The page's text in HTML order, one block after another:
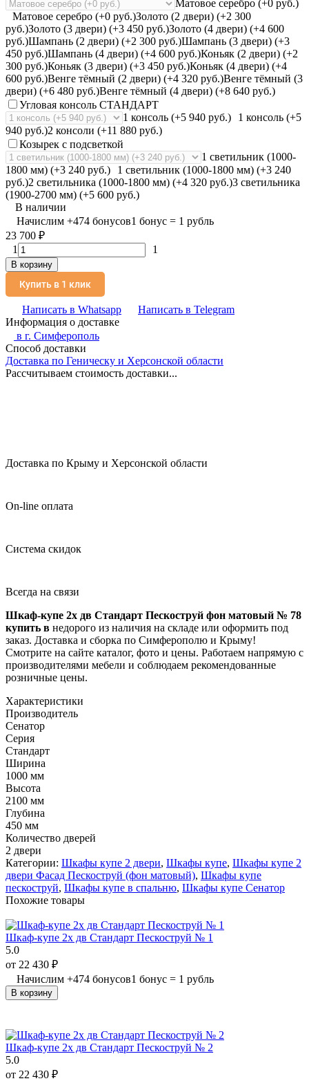
Матовое серебро (+0 руб.)
Матовое серебро (+0 руб.)Золото (2 двери) (+2 300
руб.)Золото (3 двери) (+3 450 руб.)Золото (4 двери) (+4 600
руб.)Шампань (2 двери) (+2 300 руб.)Шампань (3 двери) (+3
450 руб.)Шампань (4 двери) (+4 600 руб.)Коньяк (2 двери) (+2
300 руб.)Коньяк (3 двери) (+3 450 руб.)Коньяк (4 двери) (+4
600 руб.)Венге тёмный (2 двери) (+4 320 руб.)Венге тёмный (3
двери) (+6 480 руб.)Венге тёмный (4 двери) (+8 640 руб.)
Угловая консоль СТАНДАРТ
1 консоль (+5 940 руб.)
1 консоль (+5
940 руб.)2 консоли (+11 880 руб.)
Козырек с подсветкой
1 светильник (1000-
1800 мм) (+3 240 руб.)
1 светильник (1000-1800 мм) (+3 240
руб.)2 светильника (1000-1800 мм) (+4 320 руб.)3 светильника
(1900-2700 мм) (+5 600 руб.)
В наличии
Начислим +474 бонусов1 бонус = 1 рубль
23 700 ₽
1
1
В корзину
Купить в 1 клик
Написать в Whatsapp
Написать в Telegram
Информация о доставке
в г. Симферополь
Способ доставки
Доставка по Геническу и Херсонской области
Рассчитываем стоимость доставки...
Доставка по Крыму и Херсонской области
On-line оплата
Система скидок
Всегда на связи
Шкаф-купе 2х дв Стандарт Пескоструй фон матовый № 78
купить в недорого из наличия на складе или оформить под
заказ. Доставка и сборка по Симферополю и Крыму!
Смотрите на сайте каталог, фото и цены. Работаем напрямую с
производителями мебели и соблюдаем рекомендованные
розничные цены.
Характеристики
Производитель
Сенатор
Серия
Стандарт
Ширина
1000 мм
Высота
2100 мм
Глубина
450 мм
Количество дверей
2 двери
Категории: Шкафы купе 2 двери, Шкафы купе, Шкафы купе 2
двери Фасад Пескоструй (фон матовый), Шкафы купе
пескоструй, Шкафы купе в спальню, Шкафы купе Сенатор
Похожие товары
Шкаф-купе 2х дв Стандарт Пескоструй № 1
5.0
от 22 430 ₽
Начислим +474 бонусов1 бонус = 1 рубль
В корзину
Шкаф-купе 2х дв Стандарт Пескоструй № 2
5.0
от 22 430 ₽